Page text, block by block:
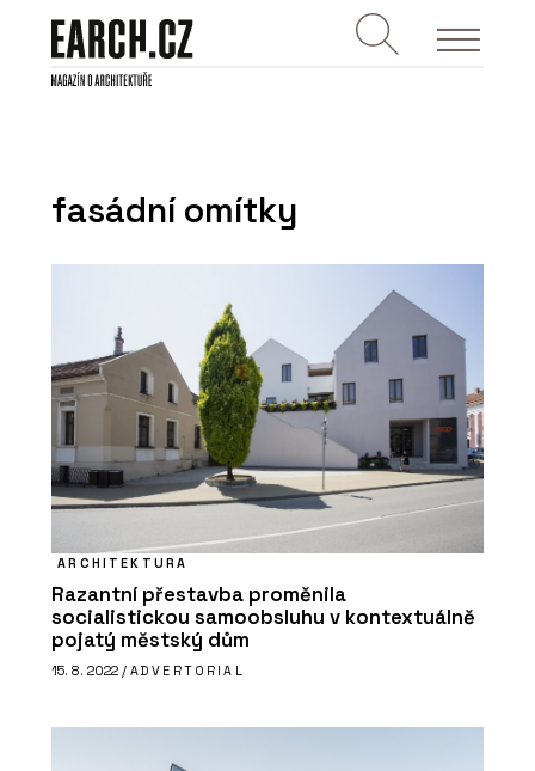
fasádní omítky
ARCHITEKTURA
Razantní přestavba proměnila
socialistickou samoobsluhu v kontextuálně
pojatý městský dům
15. 8. 2022 / ADVERTORIAL